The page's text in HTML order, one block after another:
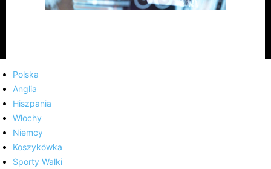
Polska
Anglia
Hiszpania
Włochy
Niemcy
Koszykówka
Sporty Walki